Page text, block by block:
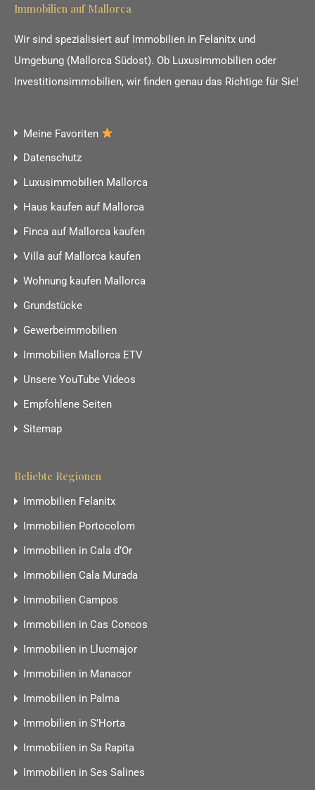
Immobilien auf Mallorca
Wir sind spezialisiert auf Immobilien in Felanitx und
Umgebung (Mallorca Südost). Ob Luxusimmobilien oder
Investitionsimmobilien, wir finden genau das Richtige für Sie!
Meine Favoriten
Datenschutz
Luxusimmobilien Mallorca
Haus kaufen auf Mallorca
Finca auf Mallorca kaufen
Villa auf Mallorca kaufen
Wohnung kaufen Mallorca
Grundstücke
Gewerbeimmobilien
Immobilien Mallorca ETV
Unsere YouTube Videos
Empfohlene Seiten
Sitemap
Beliebte Regionen
Immobilien Felanitx
Immobilien Portocolom
Immobilien in Cala d’Or
Immobilien Cala Murada
Immobilien Campos
Immobilien in Cas Concos
Immobilien in Llucmajor
Immobilien in Manacor
Immobilien in Palma
Immobilien in S’Horta
Immobilien in Sa Rapita
Immobilien in Ses Salines